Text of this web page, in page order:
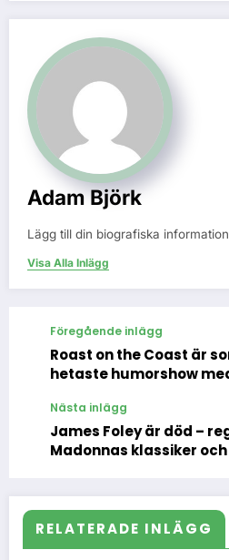
Adam Björk
Lägg till din biografiska
Visa Alla Inlägg
Föregående inlägg
Roast on the Coast är
hetaste humorshow
Nästa inlägg
James Foley är död –
Madonnas klassiker
RELATERADE INLÄGG